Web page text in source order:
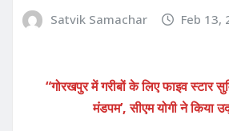
Satvik Samachar Feb 13,
“गोरखपुर में गरीबों के लिए फाइव स्टार
मंडपम’, सीएम योगी ने किया